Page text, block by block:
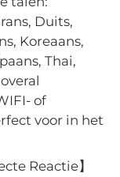
Duits,
Koreaans,
Thai,
of
voor in het
Reactie】